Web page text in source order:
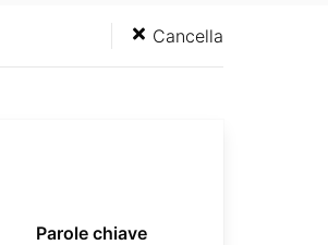
Cancella
Parole chiave